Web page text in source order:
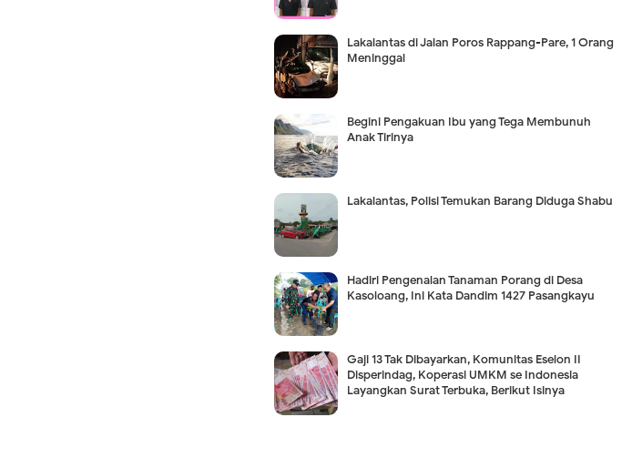
Lakalantas di Jalan Poros Rappang-Pare, 1 Orang
Meninggal
Begini Pengakuan Ibu yang Tega Membunuh
Anak Tirinya
Lakalantas, Polisi Temukan Barang Diduga Shabu
Hadiri Pengenalan Tanaman Porang di Desa
Kasoloang, Ini Kata Dandim 1427 Pasangkayu
Gaji 13 Tak Dibayarkan, Komunitas Eselon II
Disperindag, Koperasi UMKM se Indonesia
Layangkan Surat Terbuka, Berikut Isinya